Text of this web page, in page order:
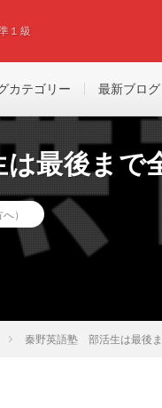
１級
カテゴリー 最新ブログ
最後まで
）
秦野英語塾 部活生は最後ま